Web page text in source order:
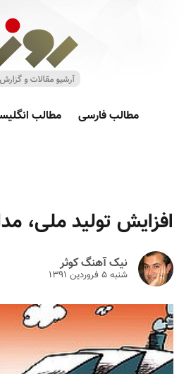
مطالب فارسی مطالب
افزایش تولید ملی،
نیک آهنگ کوثر
شنبه ۵ فروردين ۱۳۹۱